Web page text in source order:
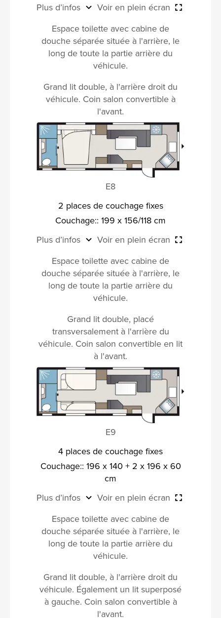
Plus d’infos
Voir en plein écran
Espace toilette avec cabine de
douche séparée située à l'arrière, le
long de toute la partie arrière du
véhicule.
Grand lit double, à l'arrière droit du
véhicule. Coin salon convertible à
l'avant.
E8
2 places de couchage fixes
Couchage:: 199 x 156/118 cm
Plus d’infos
Voir en plein écran
Espace toilette avec cabine de
douche séparée située à l'arrière, le
long de toute la partie arrière du
véhicule.
Grand lit double, placé
transversalement à l'arrière du
véhicule. Coin salon convertible en lit
à l'avant.
E9
4 places de couchage fixes
Couchage:: 196 x 140 + 2 x 196 x 60
cm
Plus d’infos
Voir en plein écran
Espace toilette avec cabine de
douche séparée située à l'arrière, le
long de toute la partie arrière du
véhicule.
Grand lit double, à l'arrière droit du
véhicule. Également un lit superposé
à gauche. Coin salon convertible à
l'avant.